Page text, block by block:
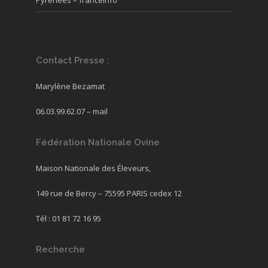
Contact Presse :
Marylène Bezamat
06.03.99.62.07 – mail
Fédération Nationale Ovine
Maison Nationale des Éleveurs,
149 rue de Bercy – 75595 PARIS cedex 12
Tél : 01 81 72 16 95
Recherche